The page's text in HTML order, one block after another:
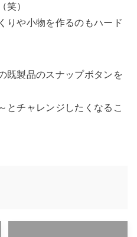
笑）
りや小物を作るのもハード
既製品のスナップボタンを
とチャレンジしたくなるこ